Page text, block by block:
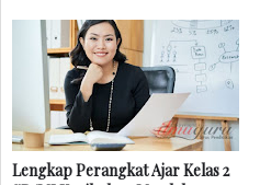
Lengkap Perangkat Ajar Kelas 2